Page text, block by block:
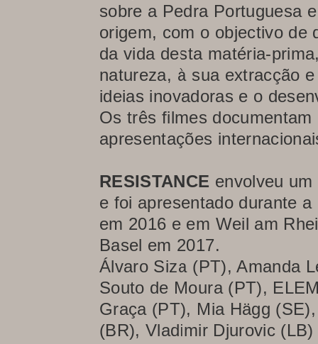
sobre a Pedra Portuguesa
origem, com o objectivo de
da vida desta matéria-
natureza, à sua extracção
ideias inovadoras e o
Os três filmes
apresentações
RESISTANCE envolveu
e foi apresentado durante
em 2016 e em Weil am
Basel em 2017.
Álvaro Siza (PT), Amanda
Souto de Moura (PT),
Graça (PT), Mia Hägg
(BR), Vladimir Djurovic (LB)